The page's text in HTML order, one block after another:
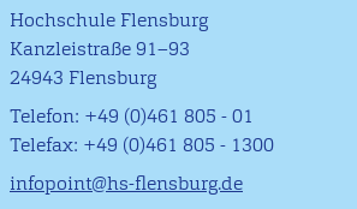
Hochschule Flensburg
Kanzleistraße 91–93
24943 Flensburg
Telefon: +49 (0)461 805 - 01
Telefax: +49 (0)461 805 - 1300
infopoint@hs-flensburg.de